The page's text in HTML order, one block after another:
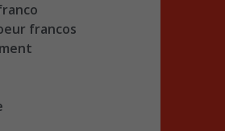
francos